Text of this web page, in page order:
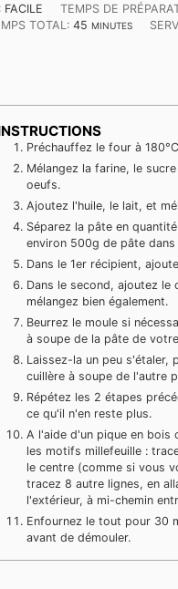
FACILE TEMPS DE
TOTAL:45 MINUTES
MINUTES
Préchauffez le four à
Mélangez la farine, le
oeufs.
Ajoutez l'huile, le lait, et
Séparez la pâte en
environ 500g de pâte dans
Dans le 1er récipient,
Dans le second, ajoutez
mélangez bien également.
Beurrez le moule si
à soupe de la pâte de
Laissez-la un peu s'étaler,
cuillère à soupe de l'autre
Répétez les 2 étapes
ce qu'il n'en reste plus.
A l'aide d'un pique en bois
les motifs millefeuille :
le centre (comme si vous
tracez 8 autre lignes, en
l'extérieur, à mi-chemin
Enfournez le tout pour 30
avant de démouler.